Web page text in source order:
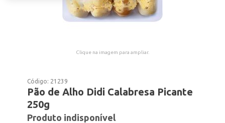
Clique na imagem para ampliar.
Código: 21239
Pão de Alho Didi Calabresa Picante
250g
Produto indisponível